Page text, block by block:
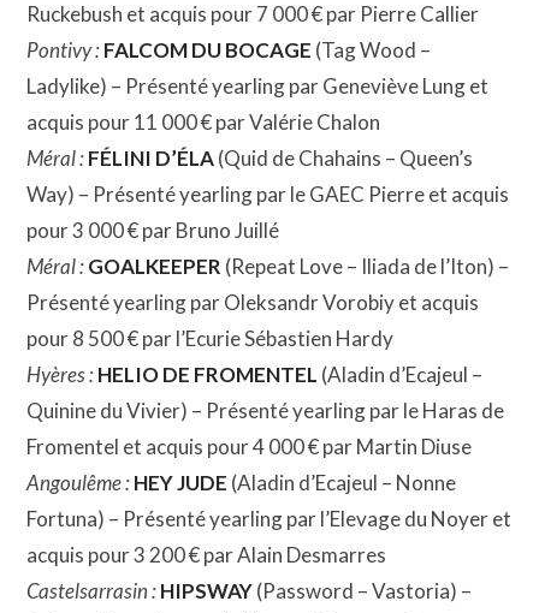
Ruckebush et acquis pour 7 000 € par Pierre Callier
Pontivy :FALCOM DU BOCAGE (Tag Wood –
Ladylike) – Présenté yearling par Geneviève Lung et
acquis pour 11 000 € par Valérie Chalon
Méral :FÉLINI D’ÉLA(Quid de Chahains – Queen’s
Way) – Présenté yearling par le GAEC Pierre et acquis
pour 3 000 € par Bruno Juillé
Méral :GOALKEEPER (Repeat Love – Iliada de l’Iton) –
Présenté yearling par Oleksandr Vorobiy et acquis
pour 8 500 € par l’Ecurie Sébastien Hardy
Hyères :HELIO DE FROMENTEL (Aladin d’Ecajeul –
Quinine du Vivier) – Présenté yearling par le Haras de
Fromentel et acquis pour 4 000 € par Martin Diuse
Angoulême :HEY JUDE (Aladin d’Ecajeul – Nonne
Fortuna) – Présenté yearling par l’Elevage du Noyer et
acquis pour 3 200 € par Alain Desmarres
Castelsarrasin :HIPSWAY(Password – Vastoria) –